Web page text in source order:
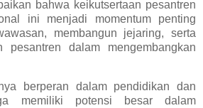
bahwa keikutsertaan pesantren
ini menjadi momentum penting
membangun jejaring, serta
pesantren dalam mengembangkan
berperan dalam pendidikan dan
memiliki potensi besar dalam